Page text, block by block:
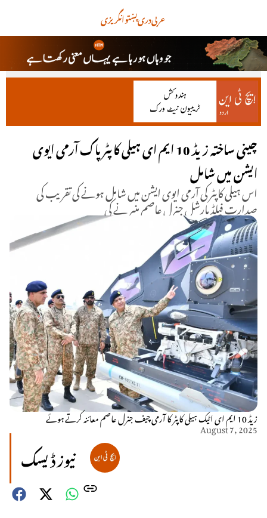
انگریزیپښتودریعربی
چینی ساختہ زیڈ 10 ایم ای ہیلی کاپٹر پاک آرمی ایوی
ایشن میں شامل
اس ہیلی کاپٹر کی آرمی ایوی ایشن میں شامل ہونے کی تقریب کی
صدارت فیلڈ مارشل جنرل عاصم منیر نے کی
زیڈ 10 ایم ای اٹیک ہیلی کاپٹر کا آرمی چیف جنرل عاصم معائنہ کرتے ہوئے
August 7, 2025
نیوز ڈیسک